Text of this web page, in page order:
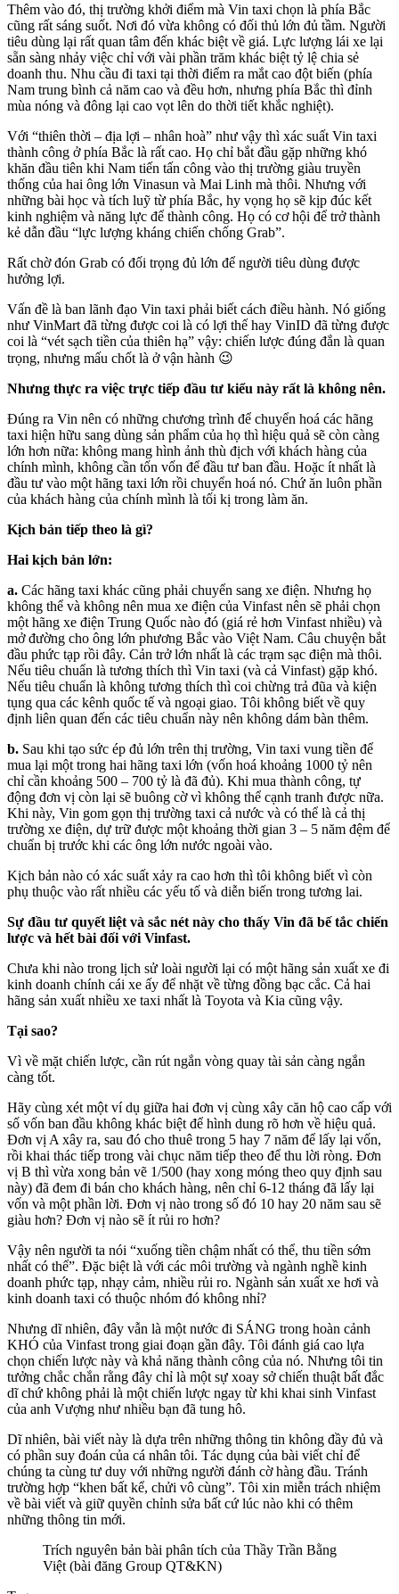
Thêm vào đó, thị trường khởi điểm mà Vin taxi chọn là phía Bắc
cũng rất sáng suốt. Nơi đó vừa không có đối thủ lớn đủ tầm. Người
tiêu dùng lại rất quan tâm đến khác biệt về giá. Lực lượng lái xe lại
sẵn sàng nhảy việc chỉ với vài phần trăm khác biệt tỷ lệ chia sẻ
doanh thu. Nhu cầu đi taxi tại thời điểm ra mắt cao đột biến (phía
Nam trung bình cả năm cao và đều hơn, nhưng phía Bắc thì đỉnh
mùa nóng và đông lại cao vọt lên do thời tiết khắc nghiệt).
Với “thiên thời – địa lợi – nhân hoà” như vậy thì xác suất Vin taxi
thành công ở phía Bắc là rất cao. Họ chỉ bắt đầu gặp những khó
khăn đầu tiên khi Nam tiến tấn công vào thị trường giàu truyền
thống của hai ông lớn Vinasun và Mai Linh mà thôi. Nhưng với
những bài học và tích luỹ từ phía Bắc, hy vọng họ sẽ kịp đúc kết
kinh nghiệm và năng lực để thành công. Họ có cơ hội để trở thành
kẻ dẫn đầu “lực lượng kháng chiến chống Grab”.
Rất chờ đón Grab có đối trọng đủ lớn để người tiêu dùng được
hưởng lợi.
Vấn đề là ban lãnh đạo Vin taxi phải biết cách điều hành. Nó giống
như VinMart đã từng được coi là có lợi thế hay VinID đã từng được
coi là “vét sạch tiền của thiên hạ” vậy: chiến lược đúng đắn là quan
trọng, nhưng mấu chốt là ở vận hành 😉
Nhưng thực ra việc trực tiếp đầu tư kiểu này rất là không nên.
Đúng ra Vin nên có những chương trình để chuyển hoá các hãng
taxi hiện hữu sang dùng sản phẩm của họ thì hiệu quả sẽ còn càng
lớn hơn nữa: không mang hình ảnh thù địch với khách hàng của
chính mình, không cần tốn vốn để đầu tư ban đầu. Hoặc ít nhất là
đầu tư vào một hãng taxi lớn rồi chuyển hoá nó. Chứ ăn luôn phần
của khách hàng của chính mình là tối kị trong làm ăn.
Kịch bản tiếp theo là gì?
Hai kịch bản lớn:
a. Các hãng taxi khác cũng phải chuyển sang xe điện. Nhưng họ
không thể và không nên mua xe điện của Vinfast nên sẽ phải chọn
một hãng xe điện Trung Quốc nào đó (giá rẻ hơn Vinfast nhiều) và
mở đường cho ông lớn phương Bắc vào Việt Nam. Câu chuyện bắt
đầu phức tạp rồi đây. Cản trở lớn nhất là các trạm sạc điện mà thôi.
Nếu tiêu chuẩn là tương thích thì Vin taxi (và cả Vinfast) gặp khó.
Nếu tiêu chuẩn là không tương thích thì coi chừng trả đũa và kiện
tụng qua các kênh quốc tế và ngoại giao. Tôi không biết về quy
định liên quan đến các tiêu chuẩn này nên không dám bàn thêm.
b. Sau khi tạo sức ép đủ lớn trên thị trường, Vin taxi vung tiền để
mua lại một trong hai hãng taxi lớn (vốn hoá khoảng 1000 tỷ nên
chỉ cần khoảng 500 – 700 tỷ là đã đủ). Khi mua thành công, tự
động đơn vị còn lại sẽ buông cờ vì không thể cạnh tranh được nữa.
Khi này, Vin gom gọn thị trường taxi cả nước và có thể là cả thị
trường xe điện, dự trữ được một khoảng thời gian 3 – 5 năm đệm để
chuẩn bị trước khi các ông lớn nước ngoài vào.
Kịch bản nào có xác suất xảy ra cao hơn thì tôi không biết vì còn
phụ thuộc vào rất nhiều các yếu tố và diễn biến trong tương lai.
Sự đầu tư quyết liệt và sắc nét này cho thấy Vin đã bế tắc chiến
lược và hết bài đối với Vinfast.
Chưa khi nào trong lịch sử loài người lại có một hãng sản xuất xe đi
kinh doanh chính cái xe ấy để nhặt về từng đồng bạc cắc. Cả hai
hãng sản xuất nhiều xe taxi nhất là Toyota và Kia cũng vậy.
Tại sao?
Vì về mặt chiến lược, cần rút ngắn vòng quay tài sản càng ngắn
càng tốt.
Hãy cùng xét một ví dụ giữa hai đơn vị cùng xây căn hộ cao cấp với
số vốn ban đầu không khác biệt để hình dung rõ hơn về hiệu quả.
Đơn vị A xây ra, sau đó cho thuê trong 5 hay 7 năm để lấy lại vốn,
rồi khai thác tiếp trong vài chục năm tiếp theo để thu lời ròng. Đơn
vị B thì vừa xong bản vẽ 1/500 (hay xong móng theo quy định sau
này) đã đem đi bán cho khách hàng, nên chỉ 6-12 tháng đã lấy lại
vốn và một phần lời. Đơn vị nào trong số đó 10 hay 20 năm sau sẽ
giàu hơn? Đơn vị nào sẽ ít rủi ro hơn?
Vậy nên người ta nói “xuống tiền chậm nhất có thể, thu tiền sớm
nhất có thể”. Đặc biệt là với các môi trường và ngành nghề kinh
doanh phức tạp, nhạy cảm, nhiều rủi ro. Ngành sản xuất xe hơi và
kinh doanh taxi có thuộc nhóm đó không nhỉ?
Nhưng dĩ nhiên, đây vẫn là một nước đi SÁNG trong hoàn cảnh
KHÓ của Vinfast trong giai đoạn gần đây. Tôi đánh giá cao lựa
chọn chiến lược này và khả năng thành công của nó. Nhưng tôi tin
tưởng chắc chắn rằng đây chỉ là một sự xoay sở chiến thuật bất đắc
dĩ chứ không phải là một chiến lược ngay từ khi khai sinh Vinfast
của anh Vượng như nhiều bạn đã tung hô.
Dĩ nhiên, bài viết này là dựa trên những thông tin không đầy đủ và
có phần suy đoán của cá nhân tôi. Tác dụng của bài viết chỉ để
chúng ta cùng tư duy với những người đánh cờ hàng đầu. Tránh
trường hợp “khen bất kể, chửi vô cùng”. Tôi xin miễn trách nhiệm
về bài viết và giữ quyền chỉnh sửa bất cứ lúc nào khi có thêm
những thông tin mới.
Trích nguyên bản bài phân tích của Thầy Trần Bằng
Việt (bài đăng Group QT&KN)